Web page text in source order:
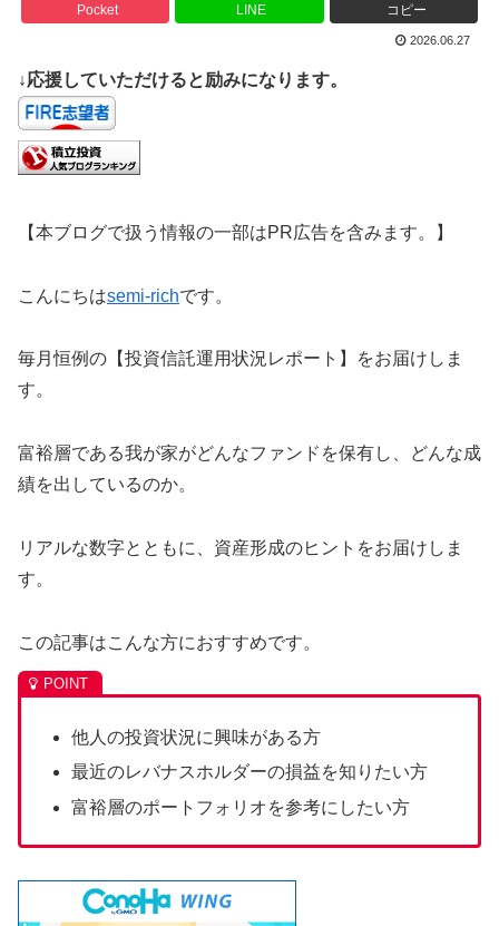
Pocket LINE コピー
2026.06.27
↓応援していただけると励みになります。
【本ブログで扱う情報の一部はPR広告を含みます。】
こんにちはsemi-richです。
毎月恒例の【投資信託運用状況レポート】をお届けしま
す。
富裕層である我が家がどんなファンドを保有し、どんな成
績を出しているのか。
リアルな数字とともに、資産形成のヒントをお届けしま
す。
この記事はこんな方におすすめです。
他人の投資状況に興味がある方
最近のレバナスホルダーの損益を知りたい方
富裕層のポートフォリオを参考にしたい方